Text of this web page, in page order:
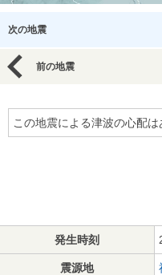
次の地震
前の地震
この地震による津波の心配は
発生時刻
震源地